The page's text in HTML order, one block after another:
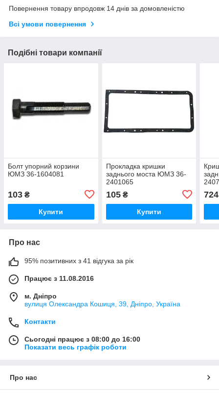
Повернення товару впродовж 14 днів за домовленістю
Всі умови повернення
Подібні товари компанії
Болт упорний корзини
ЮМЗ 36-1604081
103 ₴
Купити
Прокладка кришки
заднього моста ЮМЗ 36-
2401065
105₴
Купити
724
Про нас
95% позитивних з 41 відгука за рік
Працює з 11.08.2016
м. Дніпро
вулиця Олександра Кошиця, 39, Дніпро, Україна
Контакти
Сьогодні працює з 08:00 до 16:00
Показати весь графік роботи
Про нас